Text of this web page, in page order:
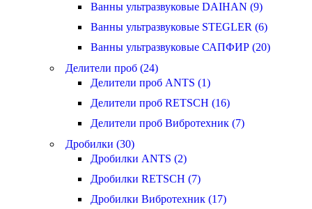
Ванны ультразвуковые DAIHAN (9)
Ванны ультразвуковые STEGLER (6)
Ванны ультразвуковые САПФИР (20)
Делители проб (24)
Делители проб ANTS (1)
Делители проб RETSCH (16)
Делители проб Вибротехник (7)
Дробилки (30)
Дробилки ANTS (2)
Дробилки RETSCH (7)
Дробилки Вибротехник (17)